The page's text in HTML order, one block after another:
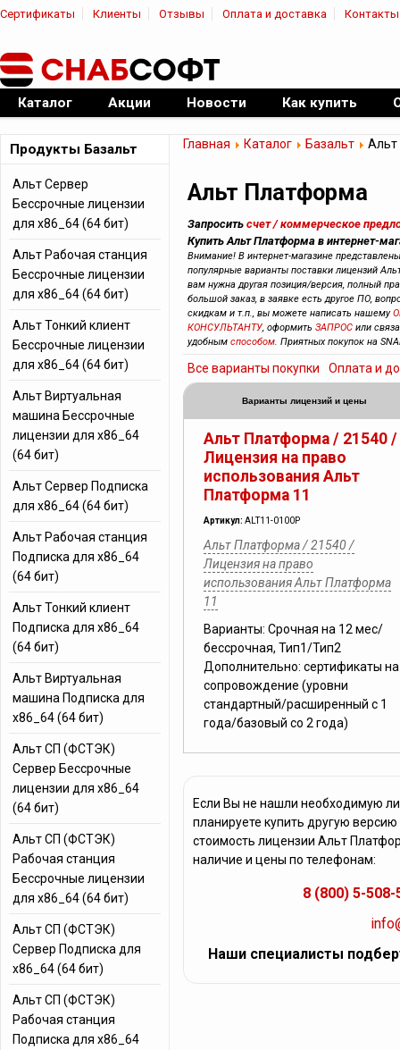
Сертификаты Клиенты Отзывы Оплата и доставка Контакты
Официальный дилер ПО
Каталог Акции Новости Как купить
Главная Каталог Базальт
Альт Платформа
Запросить счет / коммерческое
Купить Альт Платформа в интернет-
Внимание! В интернет-магазине
популярные варианты поставки лицензий
вам нужна другая позиция/версия, полный
большой заказ, в заявке есть другое ПО,
скидкам и т.п., вы можете написать нашему
КОНСУЛЬТАНТУ, оформить ЗАПРОС или
удобным способом. Приятных покупок на
Все варианты покупки Оплата и
Варианты лицензий и цены
Альт Платформа / 21540 /
Лицензия на право
использования Альт
Платформа 11
Артикул: ALT11-0100P
Альт Платформа / 21540 /
Лицензия на право
использования Альт Платформа
11
Варианты: Срочная на 12 мес/
бессрочная, Тип1/Тип2
Дополнительно: сертификаты на
сопровождение (уровни
стандартный/расширенный с 1
года/базовый со 2 года)
Если Вы не нашли необходимую
планируете купить другую
стоимость лицензии Альт
наличие и цены по телефонам:
8 (800) 5-508-
Наши специалисты
Продукты Базальт
Альт Сервер
Бессрочные лицензии
для x86_64 (64 бит)
Альт Рабочая станция
Бессрочные лицензии
для x86_64 (64 бит)
Альт Тонкий клиент
Бессрочные лицензии
для x86_64 (64 бит)
Альт Виртуальная
машина Бессрочные
лицензии для x86_64
(64 бит)
Альт Сервер Подписка
для x86_64 (64 бит)
Альт Рабочая станция
Подписка для x86_64
(64 бит)
Альт Тонкий клиент
Подписка для x86_64
(64 бит)
Альт Виртуальная
машина Подписка для
x86_64 (64 бит)
Альт СП (ФСТЭК)
Сервер Бессрочные
лицензии для x86_64
(64 бит)
Альт СП (ФСТЭК)
Рабочая станция
Бессрочные лицензии
для x86_64 (64 бит)
Альт СП (ФСТЭК)
Сервер Подписка для
x86_64 (64 бит)
Альт СП (ФСТЭК)
Рабочая станция
Подписка для x86_64